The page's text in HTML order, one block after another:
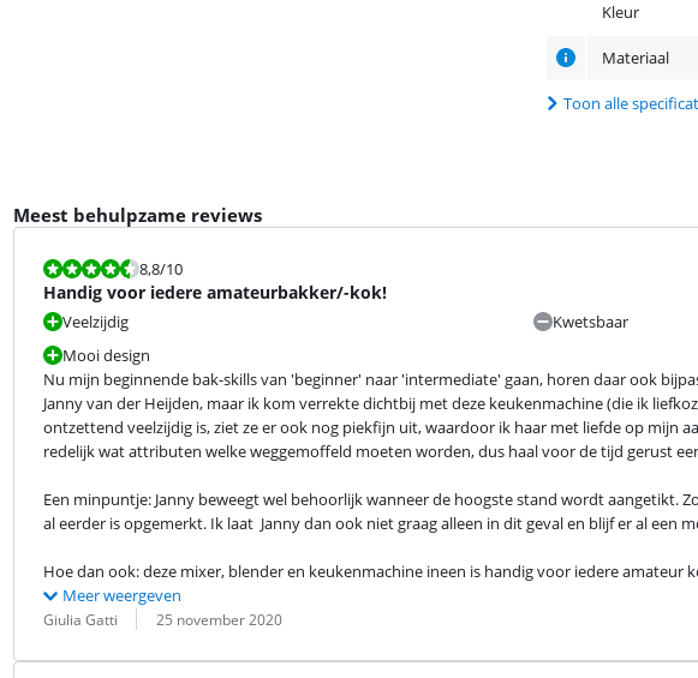
Kleur
Materiaal
Toon alle
Meest behulpzame reviews
Beoordeling is 8,8 van de 10.
8,8/10
Handig voor iedere amateurbakker/-kok!
Veelzijdig
Mooi design
Kwetsbaar
Nu mijn beginnende bak-skills van 'beginner' naar 'intermediate' gaan, horen daar ook
Janny van der Heijden, maar ik kom verrekte dichtbij met deze keukenmachine (die ik
ontzettend veelzijdig is, ziet ze er ook nog piekfijn uit, waardoor ik haar met liefde op mijn
redelijk wat attributen welke weggemoffeld moeten worden, dus haal voor de tijd gerust
Een minpuntje: Janny beweegt wel behoorlijk wanneer de hoogste stand wordt aangetikt.
al eerder is opgemerkt. Ik laat  Janny dan ook niet graag alleen in dit geval en blijf er al een
Hoe dan ook: deze mixer, blender en keukenmachine ineen is handig voor iedere amateur
Meer weergeven
Beoordeling door:
Giulia Gatti
Datum: 25 november 2020